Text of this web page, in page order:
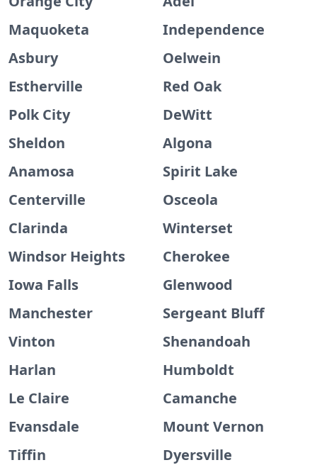
Maquoketa
Independence
Asbury
Oelwein
Estherville
Red Oak
Polk City
DeWitt
Sheldon
Algona
Anamosa
Spirit Lake
Centerville
Osceola
Clarinda
Winterset
Windsor Heights
Cherokee
Iowa Falls
Glenwood
Manchester
Sergeant Bluff
Vinton
Shenandoah
Harlan
Humboldt
Le Claire
Camanche
Evansdale
Mount Vernon
Tiffin
Dyersville